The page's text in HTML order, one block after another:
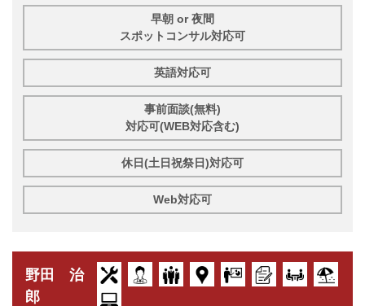
早朝 or 夜間
スポットコンサル対応可
英語対応可
事前面談(無料)
対応可(WEB対応含む)
休日(土日祝祭日)対応可
Web対応可
野田 治
郎